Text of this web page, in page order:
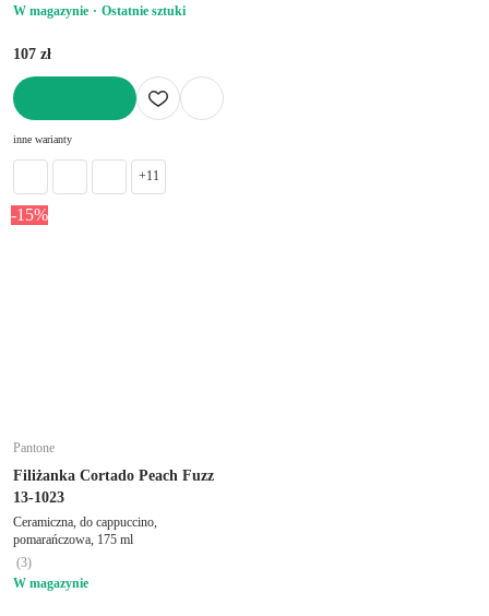
W magazynie Ostatnie sztuki
107 zł
inne warianty
+11
-15%
Pantone
Filiżanka Cortado Peach Fuzz
13-1023
Ceramiczna, do cappuccino,
pomarańczowa, 175 ml
(3)
W magazynie